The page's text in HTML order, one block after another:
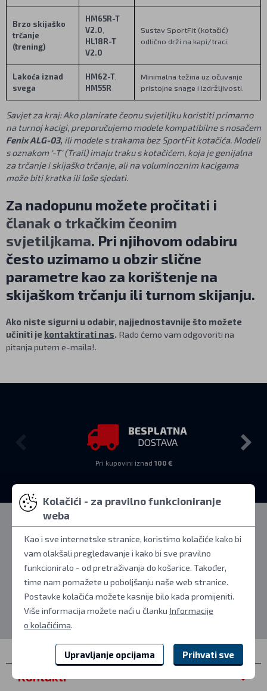
Brzo skijaško
trčanje
(trening)
HM65R-T
V2.0
HL18R-T
V2.0
Sustav SportFit (kotačić)
odlično drži na kapi/traci.
Lakoća iznad
svega
HM62-T
HM55R
Minimalna težina uz očuvanje
pristojne snage i izdržljivosti.
Savjet za kraj: Ako planirate čeonu svjetiljku koristiti primarno
na turnoj kacigi, preporučujemo modele kompatibilne s nosačem
Fenix ALG-03, ili modele s trakama bez SportFit kotačića. Modeli
s oznakom '-T' (Trail) imaju traku s kotačićem, koja je genijalna
za trčanje i skijaško trčanje, ali na voluminoznim kacigama
može biti kratka ili loše sjedati.
Za nadopunu možete pročitati i
članak o trkačkim čeonim
svjetiljkama. Pri njihovom odabiru
često uzimamo u obzir slične
parametre kao za korištenje na
skijaškom trčanju ili turnom skijanju.
Ako niste sigurni u odabir, najjednostavnije što možete
učiniti je kontaktirati nas. Rado ćemo vam odgovoriti na
pitanja putem e-maila!.
BESPLATNA
DOSTAVA
Pri kupovini iznad 100 €
4.9/5(309 reviews)
+305
Powered by Google
Kontakti
Kolačići - za pravilno funkcioniranje
weba
Kao i sve internetske stranice, koristimo kolačiće kako bi
vam olakšali pregledavanje i kako bi sve pravilno
funkcioniralo - od pretraživanja do košarice. Također,
time nam pomažete u poboljšanju naše web stranice.
Postavke kolačića možete kasnije bilo kada promijeniti.
Više informacija možete naći u članku Informacije
o kolačićima.
Upravljanje opcijama Prihvati sve